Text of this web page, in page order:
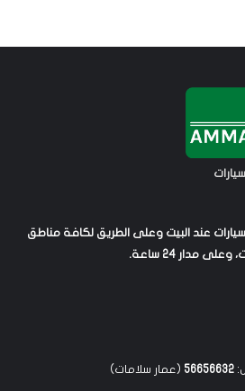
عند البيت وعلى الطريق لكافة مناطق
مدار 24 ساعة.
56656632 (عمار سلامات)